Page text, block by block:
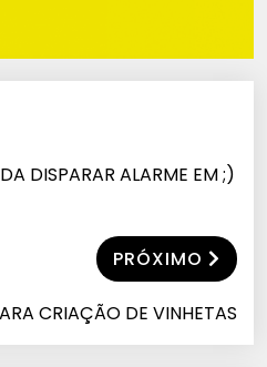
DISPARAR ALARME EM ;)
PRÓXIMO
CRIAÇÃO DE VINHETAS